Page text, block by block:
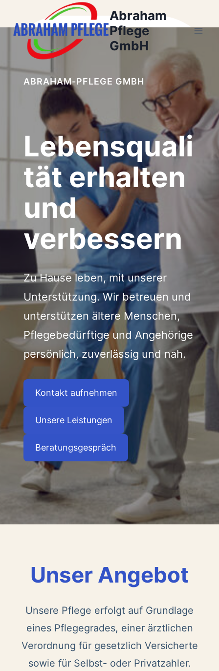
springen
Abraham
Pflege
GmbH
ABRAHAM-PFLEGE GMBH
Lebensquali
tät erhalten
und
verbessern
Zu Hause leben, mit unserer
Unterstützung. Wir betreuen und
unterstützen ältere Menschen,
Pflegebedürftige und Angehörige
persönlich, zuverlässig und nah.
Kontakt aufnehmen
Unsere Leistungen
Beratungsgespräch
Unser Angebot
Unsere Pflege erfolgt auf Grundlage
eines Pflegegrades, einer ärztlichen
Verordnung für gesetzlich Versicherte
sowie für Selbst- oder Privatzahler.